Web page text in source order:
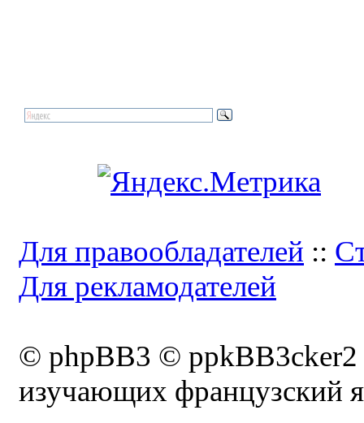
Для правообладателей ::
Для рекламодателей
© phpBB3 ©
изучающих французский